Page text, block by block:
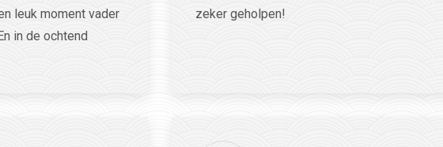
leuk moment vader
in de ochtend
zeker geholpen!